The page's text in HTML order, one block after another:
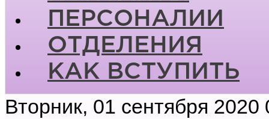
ПЕРСОНАЛИИ
ОТДЕЛЕНИЯ
КАК ВСТУПИТЬ
Вторник, 01 сентября 2020